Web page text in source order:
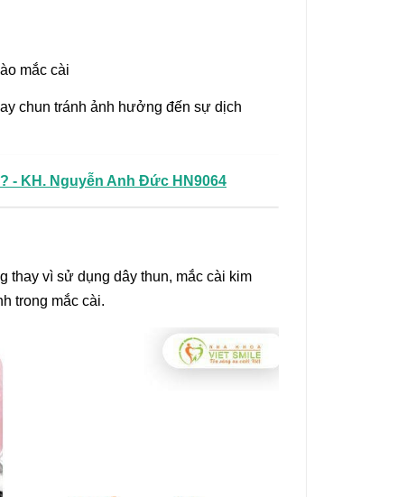
mắc cài
chun tránh ảnh hưởng đến sự dịch
- KH. Nguyễn Anh Đức HN9064
vì sử dụng dây thun, mắc cài kim
trong mắc cài.